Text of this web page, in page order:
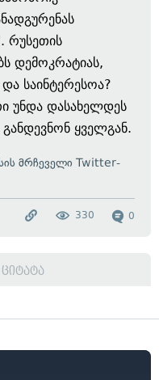
რუსეთის
დემოკრატიას,
საინტერესოა?
უნდა დასახელდეს
ყველგან.
მრჩეველი Twitter-
0
330